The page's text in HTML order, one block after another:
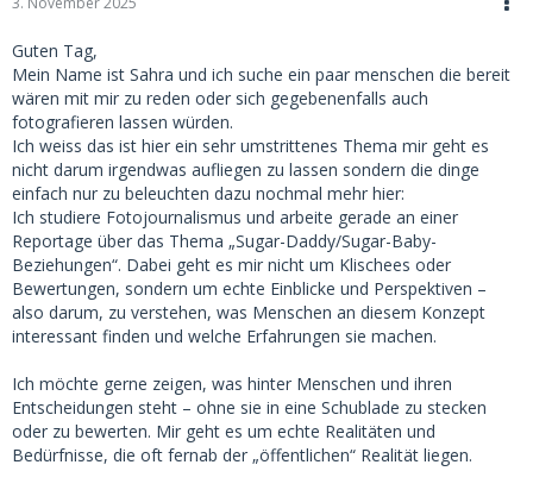
Guten Tag,
Mein Name ist Sahra und ich suche ein paar menschen die bereit
wären mit mir zu reden oder sich gegebenenfalls auch
fotografieren lassen würden.
Ich weiss das ist hier ein sehr umstrittenes Thema mir geht es
nicht darum irgendwas aufliegen zu lassen sondern die dinge
einfach nur zu beleuchten dazu nochmal mehr hier:
Ich studiere Fotojournalismus und arbeite gerade an einer
Reportage über das Thema „Sugar-Daddy/Sugar-Baby-
Beziehungen“. Dabei geht es mir nicht um Klischees oder
Bewertungen, sondern um echte Einblicke und Perspektiven –
also darum, zu verstehen, was Menschen an diesem Konzept
interessant finden und welche Erfahrungen sie machen.
Ich möchte gerne zeigen, was hinter Menschen und ihren
Entscheidungen steht – ohne sie in eine Schublade zu stecken
oder zu bewerten. Mir geht es um echte Realitäten und
Bedürfnisse, die oft fernab der „öffentlichen“ Realität liegen.